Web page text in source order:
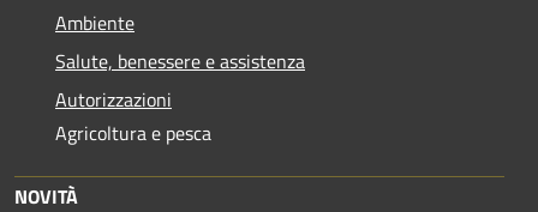
Ambiente
Salute, benessere e assistenza
Autorizzazioni
Agricoltura e pesca
NOVITÀ